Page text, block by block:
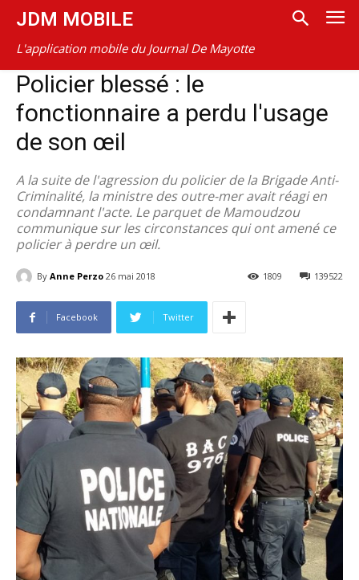
JDM MOBILE
L'application mobile du Journal De Mayotte
Policier blessé : le
fonctionnaire a perdu l'usage
de son œil
A la suite de l'agression du policier de la Brigade Anti-
Criminalité, la ministre des outre-mer avait réagi en
condamnant l'acte. Le parquet de Mamoudzou
communique sur les circonstances qui ont amené ce
policier à perdre un œil.
By Anne Perzo 26 mai 2018 139522
1809
Facebook Twitter